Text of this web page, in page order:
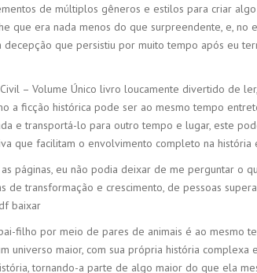
de múltiplos gêneros e estilos para criar
que era nada menos do que surpreendente, e, no
decepção que persistiu por muito tempo após eu
– Volume Único livro loucamente divertido de
a ficção histórica pode ser ao mesmo tempo
e transportá-lo para outro tempo e lugar, este
que facilitam o envolvimento completo na história
páginas, eu não podia deixar de me perguntar o
de transformação e crescimento, de pessoas
baixar
filho por meio de pares de animais é ao mesmo
maior, com sua própria história complexa
tornando-a parte de algo maior do que ela